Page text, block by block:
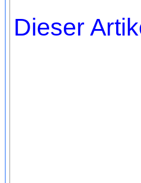
Dieser